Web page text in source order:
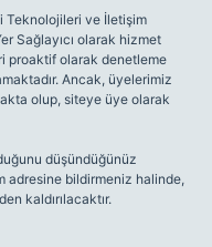
Teknolojileri ve İletişim
Sağlayıcı olarak hizmet
proaktif olarak denetleme
Ancak, üyelerimiz
olup, siteye üye olarak
düşündüğünüz
adresine bildirmeniz halinde,
kaldırılacaktır.